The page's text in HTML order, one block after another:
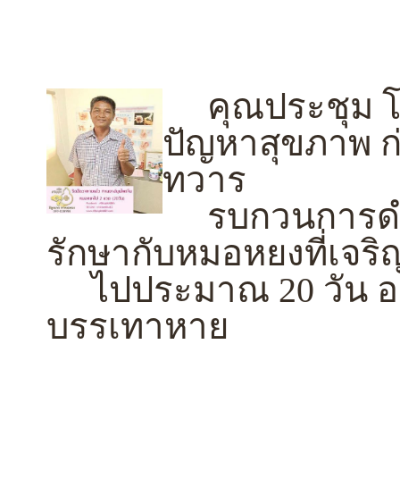
คุณประชุม โ
ปัญหาสุขภาพ
ทวาร
รบกวนการด
รักษากับหมอหยงที่เจ
ไปประมาณ 20 วัน อ
บรรเทาหาย